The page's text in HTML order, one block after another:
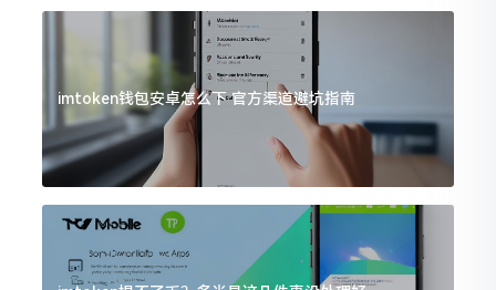
imtoken钱包安卓怎么下 官方渠道避坑指南